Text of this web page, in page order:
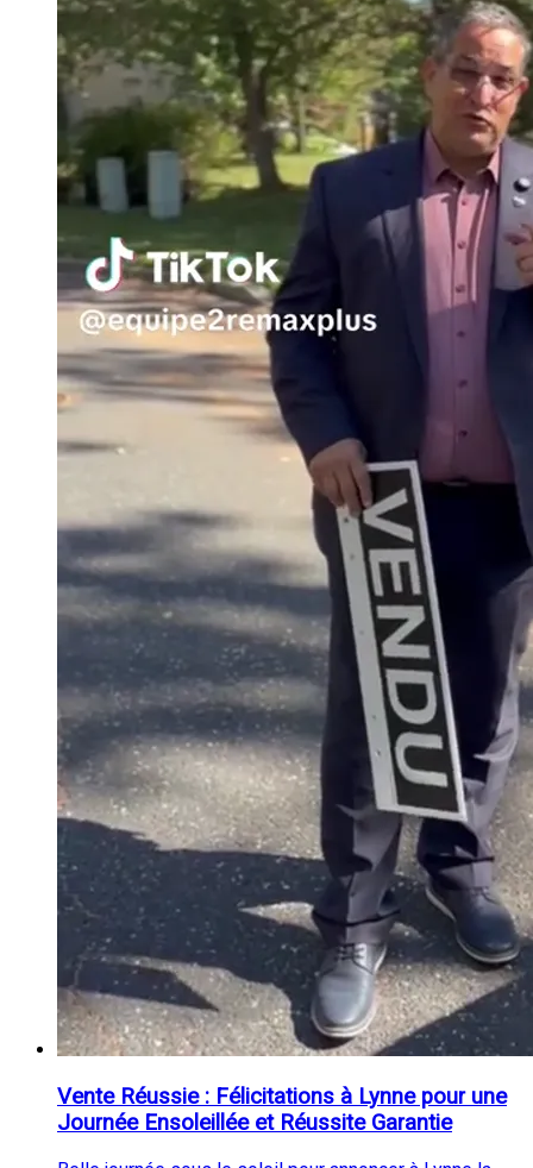
Vente Réussie : Félicitations à Lynne pour une
Journée Ensoleillée et Réussite Garantie